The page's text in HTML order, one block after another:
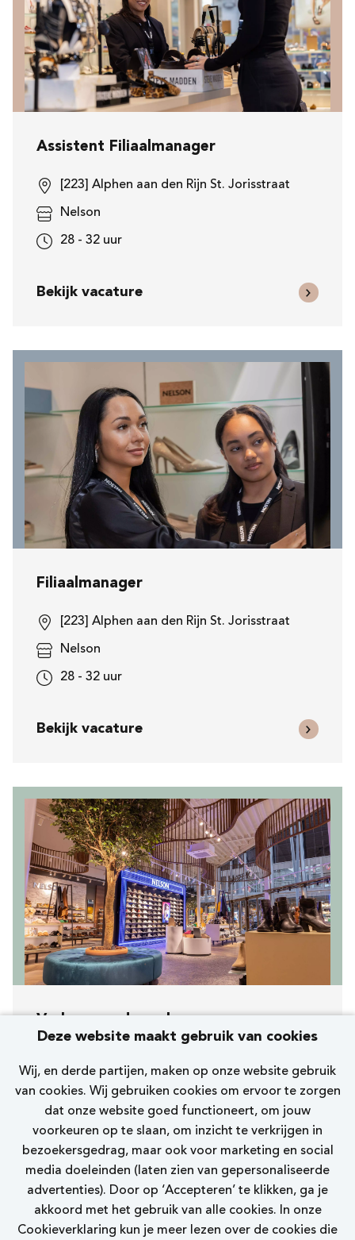
Deze website maakt gebruik van cookies
Wij, en derde partijen, maken op onze website gebruik
van cookies. Wij gebruiken cookies om ervoor te zorgen
dat onze website goed functioneert, om jouw
voorkeuren op te slaan, om inzicht te verkrijgen in
bezoekersgedrag, maar ook voor marketing en social
media doeleinden (laten zien van gepersonaliseerde
advertenties). Door op ‘Accepteren’ te klikken, ga je
akkoord met het gebruik van alle cookies. In onze
Cookieverklaring kun je meer lezen over de cookies die
Assistent Filiaalmanager
[223] Alphen aan den Rijn St. Jorisstraat
Nelson
28 - 32 uur
Bekijk vacature
Filiaalmanager
[223] Alphen aan den Rijn St. Jorisstraat
Nelson
28 - 32 uur
Bekijk vacature
Verkoopmedewerker
Nelson
15 - 20 uur
Bekijk vacature